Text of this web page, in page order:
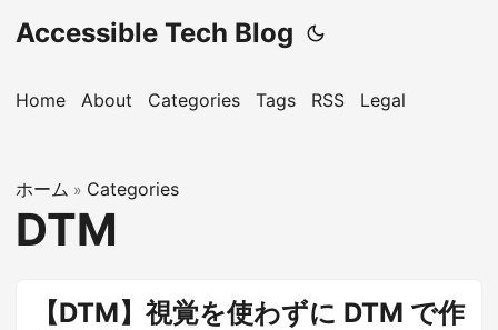
Accessible Tech Blog
Home About Categories Tags RSS Legal
ホーム » Categories
DTM
【DTM】視覚を使わずに DTM で作